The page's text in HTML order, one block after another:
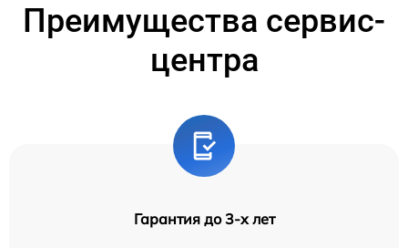
Преимущества сервис-
центра
Гарантия до 3-х лет